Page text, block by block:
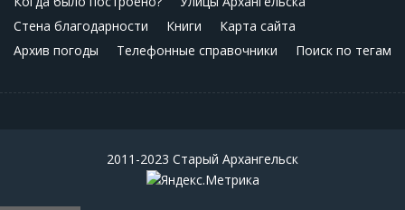
Стена благодарности
Книги
Карта сайта
Архив погоды
Телефонные справочники Поиск по тегам
2011-2023 Старый Архангельск